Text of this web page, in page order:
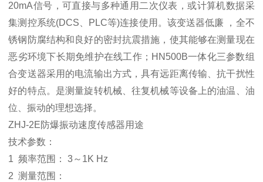
20mA信号，可直接与多种通用二次仪表，或计算机数据采
集测控系统(DCS、PLC等)连接使用。该变送器低廉 ，全不
锈钢防腐结构和良好的密封抗震措施，使其能够在测量现在
恶劣环境下长期免维护在线工作；HN500B一体化三参数组
合变送器采用的电流输出方式，具有远距离传输、抗干扰性
好的特点。是测量旋转机械、往复机械等设备上的油温、油
位、振动的理想选择。
ZHJ-2E防爆振动速度传感器用途
技术参数：
1 频率范围： 3～1K Hz
2 测量范围：